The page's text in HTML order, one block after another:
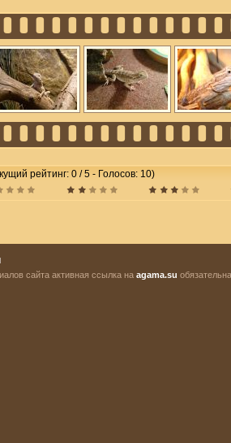
рейтинг: 0 / 5 - Голосов: 10)
сайта активная ссылка на agama.su